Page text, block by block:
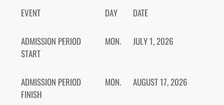
EVENT DAY DATE
ADMISSION PERIOD
START
MON. JULY 1, 2026
ADMISSION PERIOD
FINISH
MON. AUGUST 17, 2026